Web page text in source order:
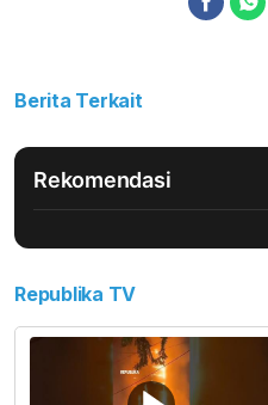
Berita Terkait
Rekomendasi
Republika TV